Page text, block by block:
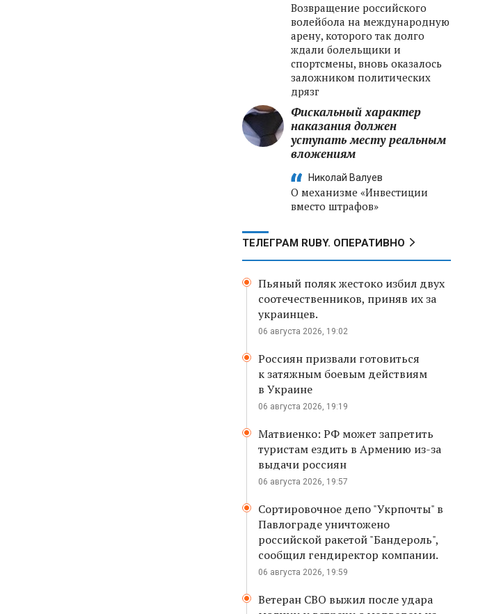
Возвращение российского
волейбола на международную
арену, которого так долго
ждали болельщики и
спортсмены, вновь оказалось
заложником политических
дрязг
Фискальный характер
наказания должен
уступать месту реальным
вложениям
Николай Валуев
О механизме «Инвестиции
вместо штрафов»
ТЕЛЕГРАМ RUBY. ОПЕРАТИВНО
Пьяный поляк жестоко избил двух
соотечественников, приняв их за
украинцев.
06 августа 2026, 19:02
Россиян призвали готовиться
к затяжным боевым действиям
в Украине
06 августа 2026, 19:19
Матвиенко: РФ может запретить
туристам ездить в Армению из-за
выдачи россиян
06 августа 2026, 19:57
Сортировочное депо "Укрпочты" в
Павлограде уничтожено
российской ракетой "Бандероль",
сообщил гендиректор компании.
06 августа 2026, 19:59
Ветеран СВО выжил после удара